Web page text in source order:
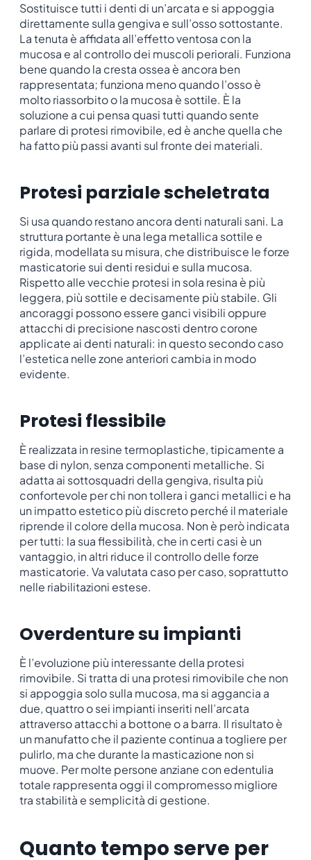
Sostituisce tutti i denti di un’arcata e si appoggia
direttamente sulla gengiva e sull’osso sottostante.
La tenuta è affidata all’effetto ventosa con la
mucosa e al controllo dei muscoli periorali. Funziona
bene quando la cresta ossea è ancora ben
rappresentata; funziona meno quando l’osso è
molto riassorbito o la mucosa è sottile. È la
soluzione a cui pensa quasi tutti quando sente
parlare di protesi rimovibile, ed è anche quella che
ha fatto più passi avanti sul fronte dei materiali.
Protesi parziale scheletrata
Si usa quando restano ancora denti naturali sani. La
struttura portante è una lega metallica sottile e
rigida, modellata su misura, che distribuisce le forze
masticatorie sui denti residui e sulla mucosa.
Rispetto alle vecchie protesi in sola resina è più
leggera, più sottile e decisamente più stabile. Gli
ancoraggi possono essere ganci visibili oppure
attacchi di precisione nascosti dentro corone
applicate ai denti naturali: in questo secondo caso
l’estetica nelle zone anteriori cambia in modo
evidente.
Protesi flessibile
È realizzata in resine termoplastiche, tipicamente a
base di nylon, senza componenti metalliche. Si
adatta ai sottosquadri della gengiva, risulta più
confortevole per chi non tollera i ganci metallici e ha
un impatto estetico più discreto perché il materiale
riprende il colore della mucosa. Non è però indicata
per tutti: la sua flessibilità, che in certi casi è un
vantaggio, in altri riduce il controllo delle forze
masticatorie. Va valutata caso per caso, soprattutto
nelle riabilitazioni estese.
Overdenture su impianti
È l’evoluzione più interessante della protesi
rimovibile. Si tratta di una protesi rimovibile che non
si appoggia solo sulla mucosa, ma si aggancia a
due, quattro o sei impianti inseriti nell’arcata
attraverso attacchi a bottone o a barra. Il risultato è
un manufatto che il paziente continua a togliere per
pulirlo, ma che durante la masticazione non si
muove. Per molte persone anziane con edentulia
totale rappresenta oggi il compromesso migliore
tra stabilità e semplicità di gestione.
Quanto tempo serve per